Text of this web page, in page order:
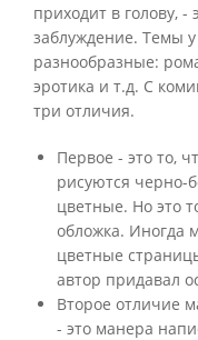
приходит в голову, -
заблуждение. Темы
разнообразные:
эротика и т.д. С
три отличия.
Первое - это то,
рисуются черно-
цветные. Но это
обложка. Иногда
цветные
автор придавал
Второе отличие
- это манера